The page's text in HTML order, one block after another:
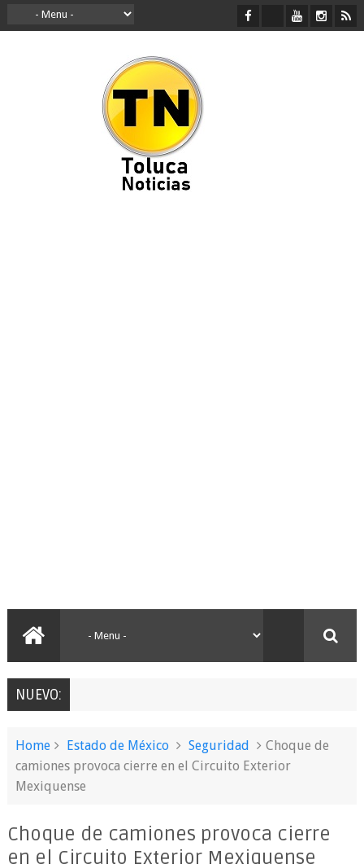
NUEVO:
Home Estado de México Seguridad
Choque de
camiones provoca cierre en el Circuito Exterior
Mexiquense
Choque de camiones provoca cierre
en el Circuito Exterior Mexiquense